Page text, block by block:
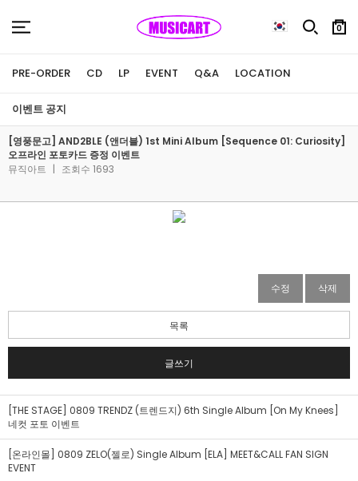
0
PRE-ORDER CD LP EVENT Q&A LOCATION
이벤트 공지
[영풍문고] AND2BLE (앤더블) 1st Mini Album [Sequence 01: Curiosity]
오프라인 포토카드 증정 이벤트
뮤직아트 | 조회수 1693
수정 삭제
목록
글쓰기
[THE STAGE] 0809 TRENDZ (트렌드지) 6th Single Album [On My Knees]
네컷 포토 이벤트
[온라인몰] 0809 ZELO(젤로) Single Album [ELA] MEET&CALL FAN SIGN
EVENT